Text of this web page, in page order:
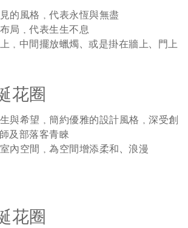
的風格，代表永恆與無盡
局，代表生生不息
，中間擺放蠟燭、或是掛在牆上、門上
花圈
與希望，簡約優雅的設計風格，深受創
及部落客青睞
內空間，為空間增添柔和、浪漫
花圈